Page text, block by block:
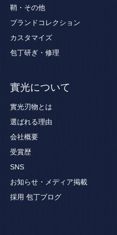
鞘・その他
ブランドコレクション
カスタマイズ
包丁研ぎ・修理
實光について
實光刃物とは
選ばれる理由
会社概要
受賞歴
SNS
お知らせ・メディア掲載
採用 包丁ブログ